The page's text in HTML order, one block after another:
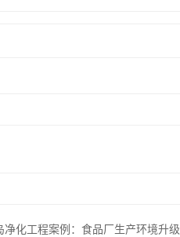
净化工程案例：食品厂生产环境升级